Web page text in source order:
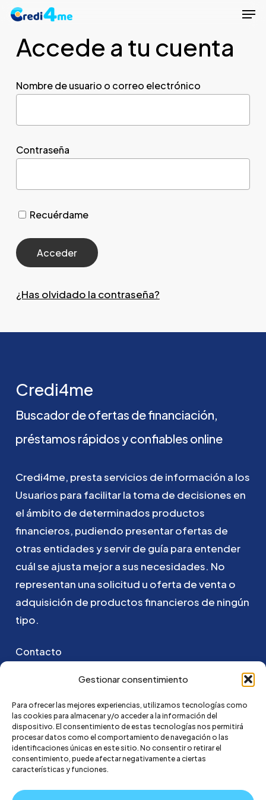
Gestionar consentimiento
Para ofrecer las mejores experiencias, utilizamos tecnologías como
las cookies para almacenar y/o acceder a la información del
dispositivo. El consentimiento de estas tecnologías nos permitirá
procesar datos como el comportamiento de navegación o las
identificaciones únicas en este sitio. No consentir o retirar el
consentimiento, puede afectar negativamente a ciertas
características y funciones.
Skip
mainAccede a tu cuenta
Nombre de usuario o correo electrónico
Contraseña
Recuérdame
¿Has olvidado la contraseña?
Credi4me
Buscadordeofertas definanciación,
préstamos rápidosyconfiables online
Credi4me, prestaservicios de información a los
Usuarios para facilitarla toma de decisiones en
el ámbito de determinados productos
financieros, pudiendo presentarofertas de
otras entidadesyservirde guía para entender
cuálse ajusta mejorasus necesidades. No
representan unasolicitud u oferta deventa o
adquisición de productosfinancieros de ningún
tipo.
Contacto
Puedes ponerte en contacto con nosotros
hola@credi4me.com